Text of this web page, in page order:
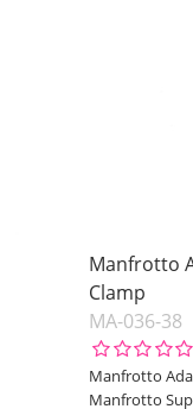
Manfrotto
Clamp
MA-036-38
Manfrotto
Manfrotto